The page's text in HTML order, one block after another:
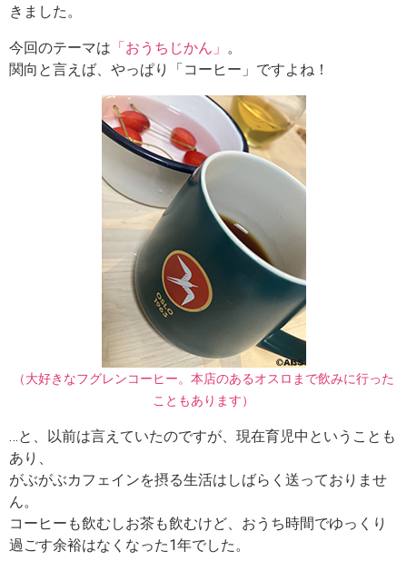
o
o
a
きました。
今回のテーマは 「おうちじかん」 。
関向と言えば、やっぱり「コーヒー」ですよね！
（大好きなフグレンコーヒー。本店のあるオスロまで飲みに行った
こともあります）
…と、以前は言えていたのですが、現在育児中ということも
あり、
がぶがぶカフェインを摂る生活はしばらく送っておりませ
ん。
コーヒーも飲むしお茶も飲むけど、おうち時間でゆっくり
過ごす余裕はなくなった1年でした。